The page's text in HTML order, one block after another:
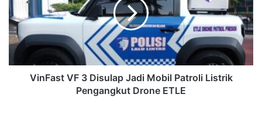
VinFast VF 3 Disulap Jadi Mobil Patroli Listrik
Pengangkut Drone ETLE